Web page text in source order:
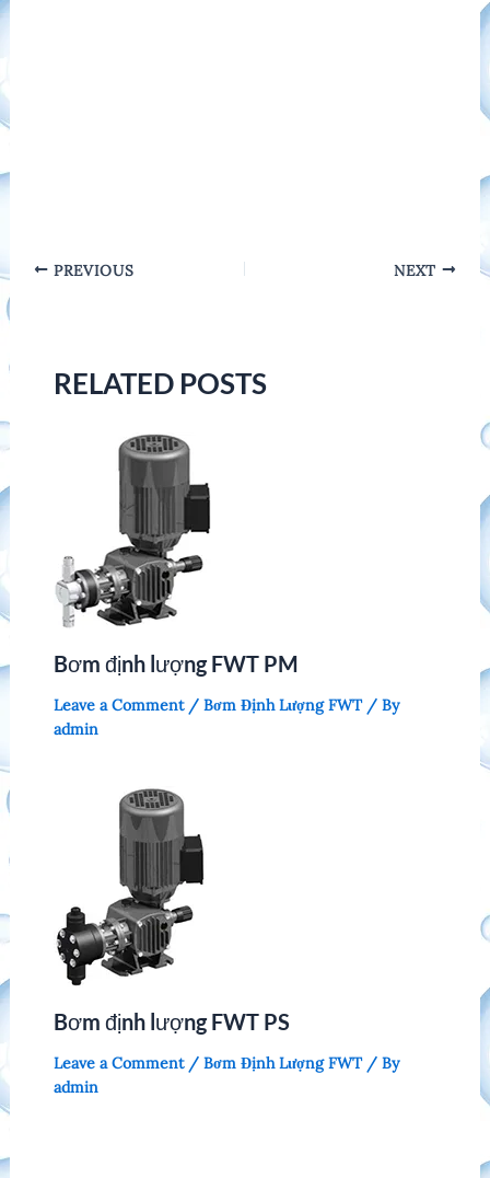
Post
navigation
PREVIOUS NEXT
RELATED POSTS
Bơm định lượng FWT PM
Leave a Comment / Bơm Định Lượng FWT/ By
admin
Bơm định lượng FWT PS
Leave a Comment / Bơm Định Lượng FWT/ By
admin